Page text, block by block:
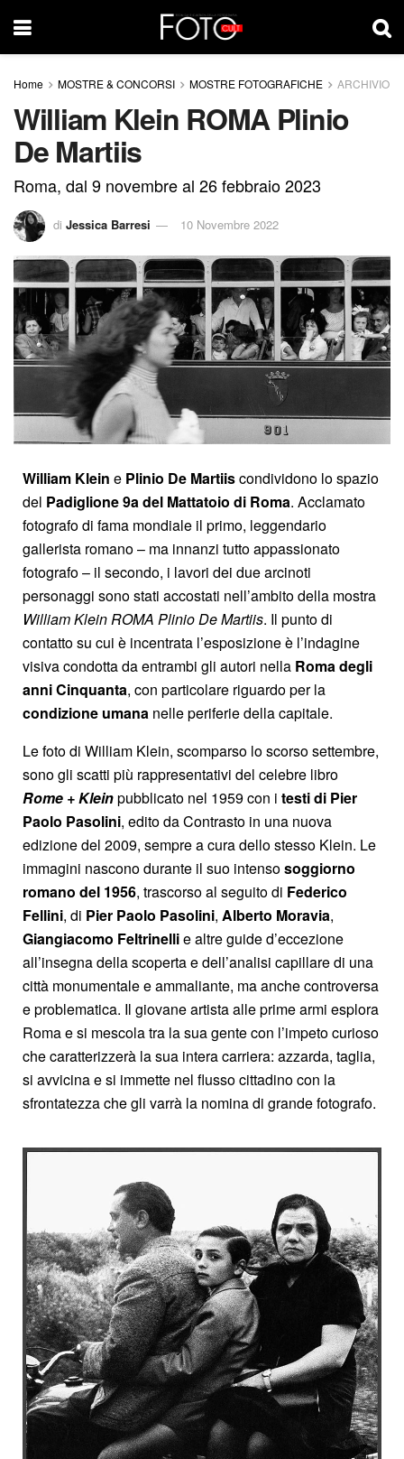
Home MOSTRE & CONCORSI MOSTRE FOTOGRAFICHE ARCHIVIO
William Klein ROMA Plinio
De Martiis
Roma, dal 9 novembre al 26 febbraio 2023
di Jessica Barresi 10 Novembre 2022
William Klein e Plinio De Martiiscondividono lo spazio
del Padiglione 9a del Mattatoio di Roma. Acclamato
fotografo di fama mondiale il primo, leggendario
gallerista romano – ma innanzi tutto appassionato
fotografo – il secondo, i lavori dei due arcinoti
personaggi sono stati accostati nell’ambito della mostra
William Klein ROMA Plinio De Martiis. Il punto di
contatto su cui è incentrata l’esposizione è l’indagine
visiva condotta da entrambi gli autori nella Roma degli
anni Cinquanta, con particolare riguardo per la
condizione umana nelle periferie della capitale.
Le foto di William Klein, scomparso lo scorso settembre,
sono gli scatti più rappresentativi del celebre libro
Rome + Kleinpubblicato nel 1959 con i testi di Pier
Paolo Pasolini, edito da Contrasto in una nuova
edizione del 2009, sempre a cura dello stesso Klein. Le
immagini nascono durante il suo intensosoggiorno
romano del 1956, trascorso al seguito di Federico
Fellini, di Pier Paolo Pasolini, Alberto Moravia,
Giangiacomo Feltrinellie altre guide d’eccezione
all’insegna della scoperta e dell’analisi capillare di una
città monumentale e ammaliante, ma anche controversa
e problematica. Il giovane artista alle prime armi esplora
Roma e si mescola tra la sua gente con l’impeto curioso
che caratterizzerà la sua intera carriera: azzarda, taglia,
si avvicina e si immette nel flusso cittadino con la
sfrontatezza che gli varrà la nomina di grande fotografo.